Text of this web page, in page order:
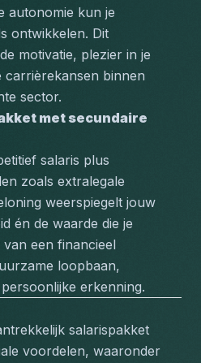
autonomie kun je
ontwikkelen. Dit
motivatie, plezier in je
carrièrekansen binnen
sector.
met secundaire
salaris plus
zoals extralegale
weerspiegelt jouw
én de waarde die je
een financieel
loopbaan,
erkenning.
salarispakket
voordelen, waaronder